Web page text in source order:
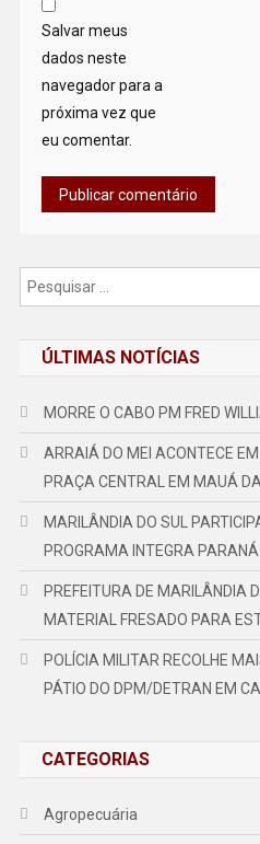
Salvar meus
dados neste
navegador para a
próxima vez que
eu comentar.
ÚLTIMAS NOTÍCIAS
MORRE O CABO PM FRED
ARRAIÁ DO MEI ACONTECE
PRAÇA CENTRAL EM MAUÁ
MARILÂNDIA DO SUL
PROGRAMA INTEGRA PARANÁ
PREFEITURA DE MARILÂNDIA
MATERIAL FRESADO PARA
POLÍCIA MILITAR RECOLHE
PÁTIO DO DPM/DETRAN EM
CATEGORIAS
Agropecuária